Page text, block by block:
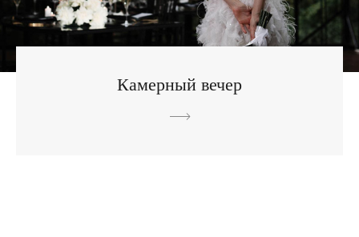
Камерный вечер